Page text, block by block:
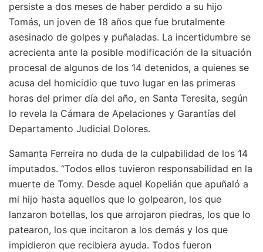
persiste a dos meses de haber perdido a su hijo
Tomás, un joven de 18 años que fue brutalmente
asesinado de golpes y puñaladas. La incertidumbre se
acrecienta ante la posible modificación de la situación
procesal de algunos de los 14 detenidos, a quienes se
acusa del homicidio que tuvo lugar en las primeras
horas del primer día del año, en Santa Teresita, según
lo revela la Cámara de Apelaciones y Garantías del
Departamento Judicial Dolores.
Samanta Ferreira no duda de la culpabilidad de los 14
imputados. “Todos ellos tuvieron responsabilidad en la
muerte de Tomy. Desde aquel Kopelián que apuñaló a
mi hijo hasta aquellos que lo golpearon, los que
lanzaron botellas, los que arrojaron piedras, los que lo
patearon, los que incitaron a los demás y los que
impidieron que recibiera ayuda. Todos fueron